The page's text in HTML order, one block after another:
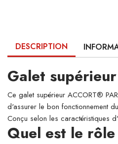
DESCRIPTION
Galet
Ce galet supérieur ACCORT®
d'assurer le bon fonctionnement
Conçu selon les caractéristiques
Quel est le